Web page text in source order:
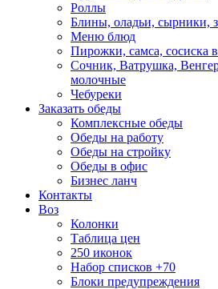
Роллы
Блины, оладьи, сырники,
Меню блюд
Пирожки, самса, сосиска в
Сочник, Ватрушка,
молочные
Чебуреки
Заказать обеды
Комплексные обеды
Обеды на работу
Обеды на стройку
Обеды в офис
Бизнес ланч
Контакты
Воз
Колонки
Таблица цен
250 иконок
Набор списков +70
Блоки предупреждения